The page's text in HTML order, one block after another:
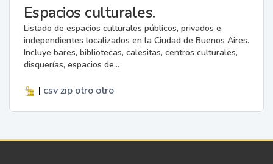
Espacios culturales.
Listado de espacios culturales públicos, privados e
independientes localizados en la Ciudad de Buenos Aires.
Incluye bares, bibliotecas, calesitas, centros culturales,
disquerías, espacios de...
| csv zip otro otro